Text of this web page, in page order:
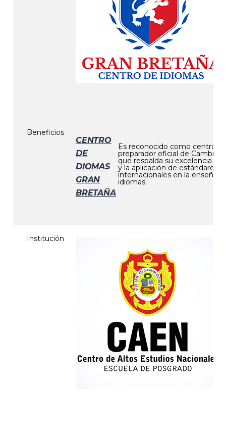
Beneficios
CENTRO
DE
DIOMAS
GRAN
BRETAÑA
Es reconocido como centro
preparador oficial de
que respalda su excelencia
y la aplicación de estándares
internacionales en la
idiomas.
Institución